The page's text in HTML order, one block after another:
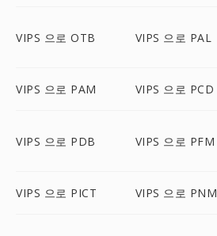
VIPS 으로 OTB VIPS 으로 PAL
VIPS 으로 PAM VIPS 으로 PCD
VIPS 으로 PDB VIPS 으로 PFM
VIPS 으로 PICT VIPS 으로 PNM